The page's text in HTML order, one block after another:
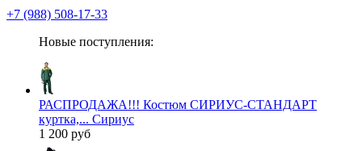
+7 (988) 508-17-33
Новые поступления:
РАСПРОДАЖА!!! Костюм СИРИУС-СТАНДАРТ
куртка,... Сириус
1 200 руб